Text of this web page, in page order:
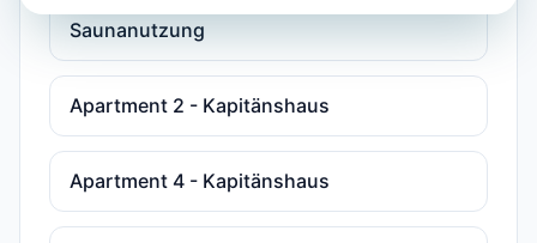
Saunanutzung
Apartment 2 - Kapitänshaus
Apartment 4 - Kapitänshaus